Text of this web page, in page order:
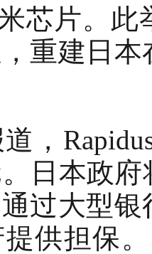
芯片。
重建日
，
日本政
过大型
供担保